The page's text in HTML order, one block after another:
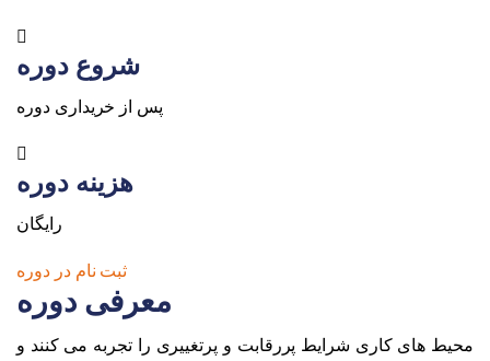
شروع دوره
پس از خریداری دوره
هزینه دوره
رایگان
ثبت نام در دوره
معرفی دوره
محیط هاى کارى شرایط پررقابت و پرتغییرى را تجربه می کنند و